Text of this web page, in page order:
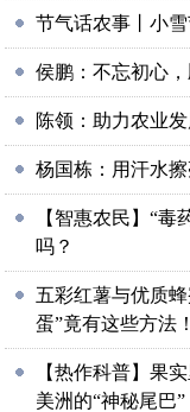
节气话农事丨小
侯鹏：不忘初心，
陈领：助力农业
杨国栋：用汗水
【智惠农民】“毒
吗？
五彩红薯与优质
蛋”竟有这些方法！
【热作科普】果
美洲的“神秘尾巴”